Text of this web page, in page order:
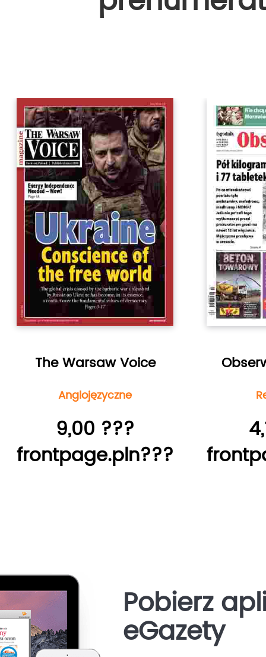
The Warsaw Voice
Anglojęzyczne
9,00 ???
frontpage.pln???
Pobierz
eGazety